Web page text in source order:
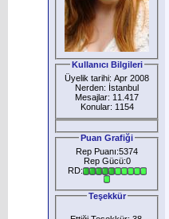
Kullanıcı Bilgileri
Üyelik tarihi: Apr 2008
Nerden: İstanbul
Mesajlar: 11.417
Konular: 1154
Puan Grafiği
Rep Puanı:5374
Rep Gücü:0
RD:
Teşekkür